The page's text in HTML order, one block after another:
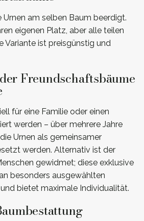
Urnen am selben Baum beerdigt.
eigenen Platz, aber alle teilen
Variante ist preisgünstig und
Freundschaftsbäume
für eine Familie oder einen
werden – über mehrere Jahre
Urnen als gemeinsamer
werden. Alternativ ist der
gewidmet; diese exklusive
besonders ausgewählten
bietet maximale Individualität.